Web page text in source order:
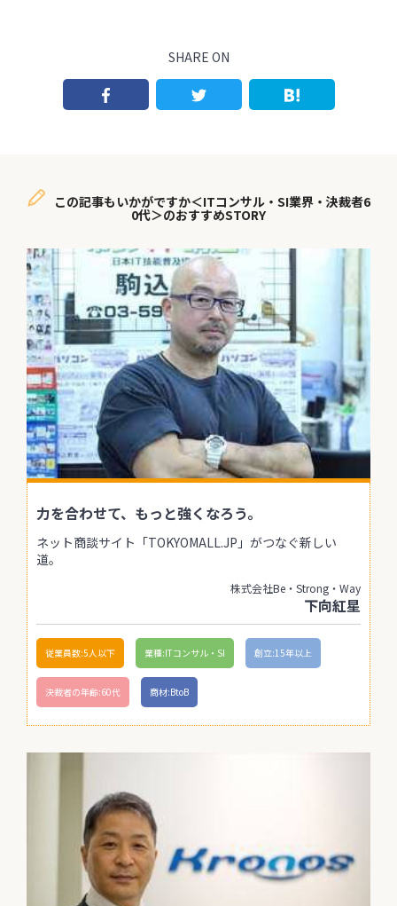
SHARE ON
この記事もいかがですか＜ITコンサル・SI業界・決裁者6
0代＞のおすすめSTORY
力を合わせて、もっと強くなろう。
ネット商談サイト「TOKYOMALL.JP」がつなぐ新しい
道。
株式会社Be・Strong・Way
下向紅星
従業員数:5人以下 業種:ITコンサル・SI 創立:15年以上
決裁者の年齢:60代 商材:BtoB